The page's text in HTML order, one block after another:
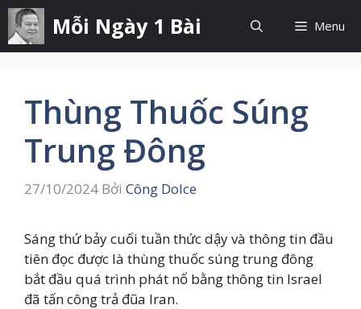
Chuyển
đến
nội
Mỗi Ngày 1 Bài Menu
Thùng Thuốc Súng
Trung Đông
27/10/2024 Bởi Công Dolce
Sáng thứ bảy cuối tuần thức dậy và thông tin đầu
tiên đọc được là thùng thuốc súng trung đông
bắt đầu quá trình phát nổ bằng thông tin Israel
đã tấn công trả đũa Iran.